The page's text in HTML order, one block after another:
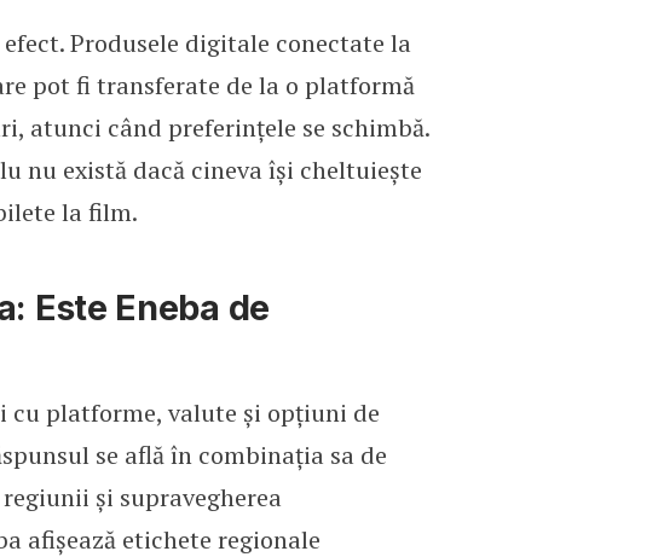
Produsele digitale conectate la
pot fi transferate de la o platformă
atunci când preferințele se schimbă.
nu există dacă cineva își cheltuiește
la film.
Este Eneba de
cu platforme, valute și opțiuni de
se află în combinația sa de
și supravegherea
afișează etichete regionale